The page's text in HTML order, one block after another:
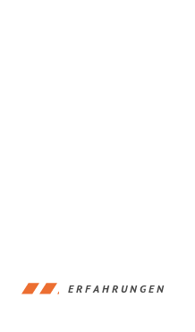
ERFAHRUNGEN